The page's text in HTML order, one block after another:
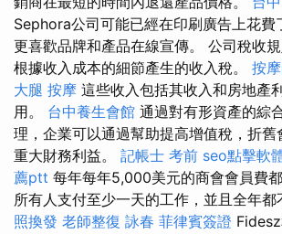
Sephora公司可能已經在印刷廣告上花費
更喜歡品牌和產品在線宣傳。 公司稅收
根據收入成本的細節產生的收入稅。 按
大腿 按摩 這些收入包括其收入和房地產
用。 台中養生會館 通過對有形資產的綜
理，企業可以通過幫助提高增值稅，折
重大財務利益。 記帳士 考前 seo點擊軟
薦ptt 每年每年5,000美元的商會會員費
所有人支付至少一天的工作，並且全年都
照換發 老師整復 詠春 菲律賓簽證